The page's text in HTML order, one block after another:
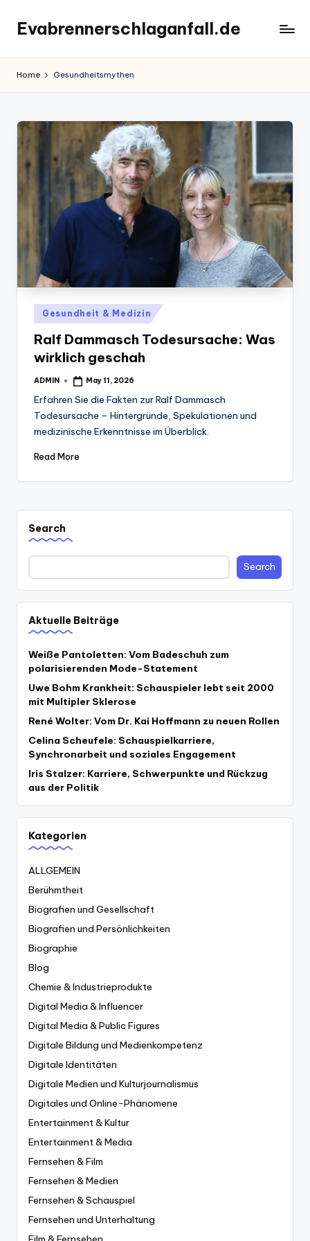
content
Evabrennerschlaganfall.de
Home Gesundheitsmythen
Posted
in
Gesundheit & Medizin
Ralf Dammasch Todesursache: Was
wirklich geschah
Posted
ADMIN May 11, 2026
Erfahren Sie die Fakten zur Ralf Dammasch
Todesursache – Hintergründe, Spekulationen und
medizinische Erkenntnisse im Überblick.
Read More
Search
Search
Aktuelle Beiträge
Weiße Pantoletten: Vom Badeschuh zum
polarisierenden Mode-Statement
Uwe Bohm Krankheit: Schauspieler lebt seit 2000
mit Multipler Sklerose
René Wolter: Vom Dr. Kai Hoffmann zu neuen Rollen
Celina Scheufele: Schauspielkarriere,
Synchronarbeit und soziales Engagement
Iris Stalzer: Karriere, Schwerpunkte und Rückzug
aus der Politik
Kategorien
ALLGEMEIN
Berühmtheit
Biografien und Gesellschaft
Biografien und Persönlichkeiten
Biographie
Blog
Chemie & Industrieprodukte
Digital Media & Influencer
Digital Media & Public Figures
Digitale Bildung und Medienkompetenz
Digitale Identitäten
Digitale Medien und Kulturjournalismus
Digitales und Online-Phänomene
Entertainment & Kultur
Entertainment & Media
Fernsehen & Film
Fernsehen & Medien
Fernsehen & Schauspiel
Fernsehen und Unterhaltung